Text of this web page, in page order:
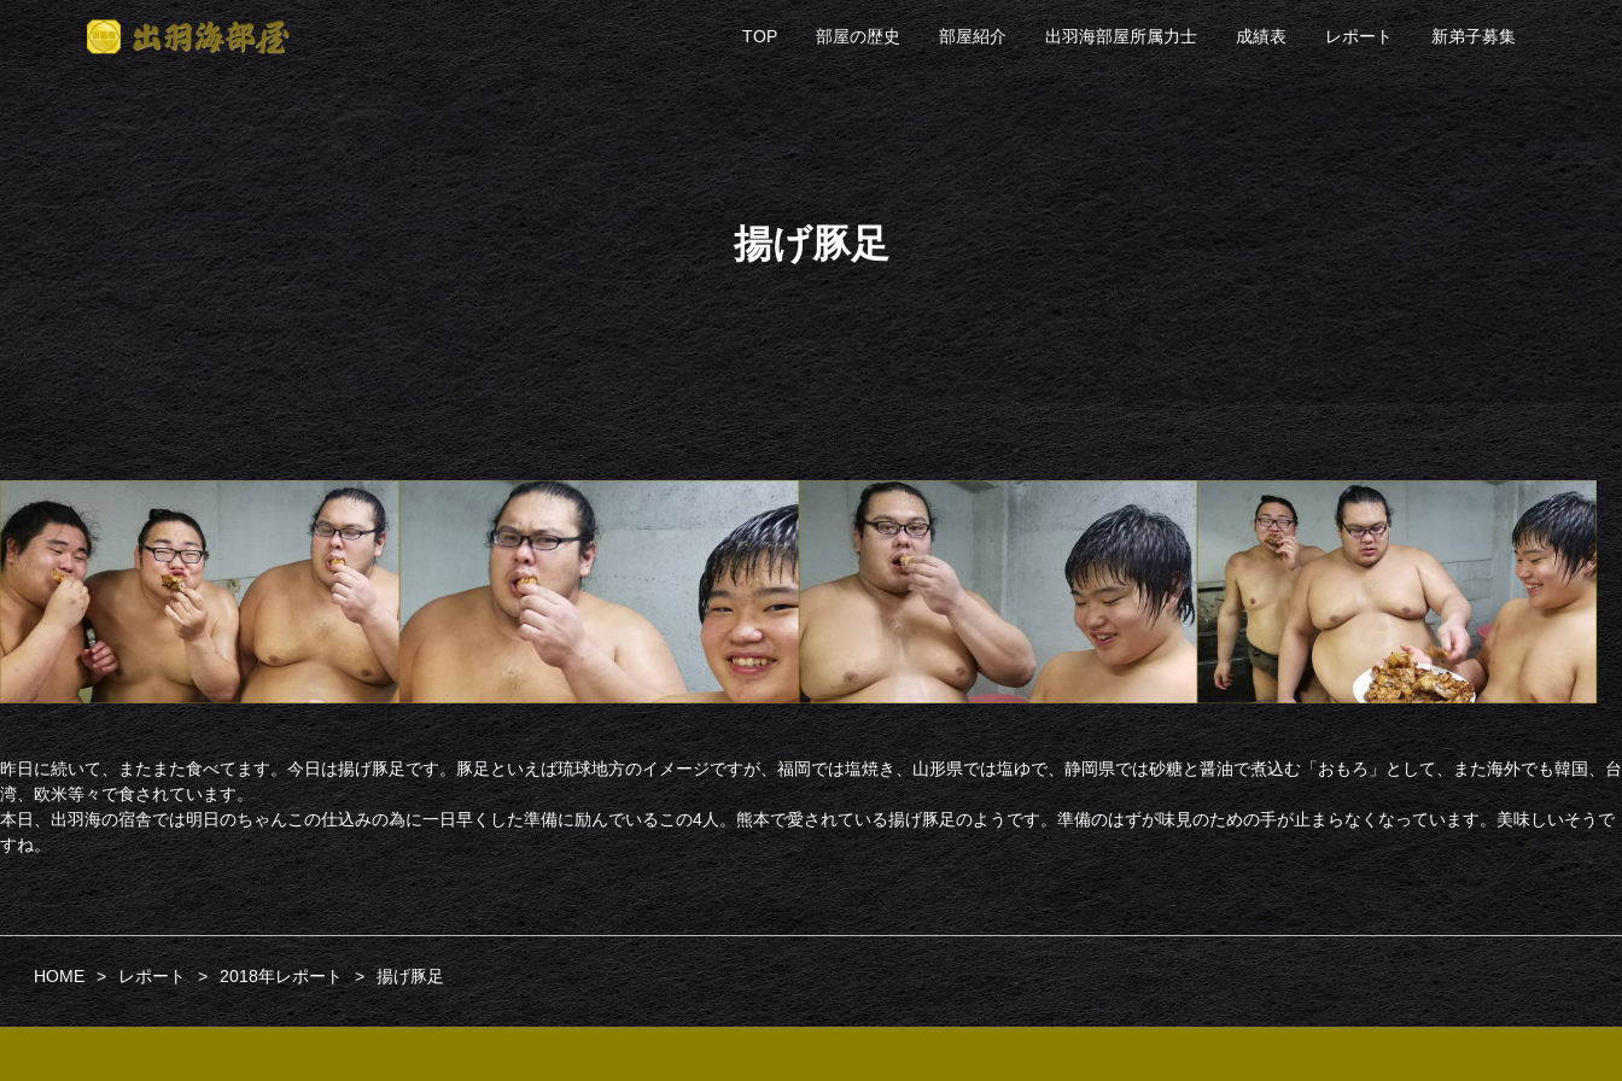
TOP 部屋の歴史 部屋紹介 出羽海部屋所属力士 成績表 レポート 新弟子募集
揚げ豚足
昨日に続いて、またまた食べてます。今日は揚げ豚足です。豚足といえば琉球地方のイメージですが、福岡では塩焼き、山形県では塩ゆで、静岡県では砂糖と醤油で煮込む「おもろ」として、また海外でも韓国、台
湾、欧米等々で食されています。
本日、出羽海の宿舎では明日のちゃんこの仕込みの為に一日早くした準備に励んでいるこの4人。熊本で愛されている揚げ豚足のようです。準備のはずが味見のための手が止まらなくなっています。美味しいそうで
すね。
HOME レポート 2018年レポート 揚げ豚足